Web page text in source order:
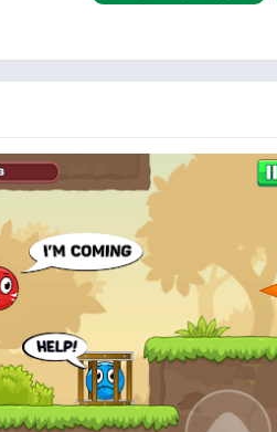
هذه لعبة ألغاز ، لذا عليك أن
في مواضع مختلفة من خلال التحكم في
أقفلته الوحوش. بعد هزيمة الوحوش
في الفريق ، سينتقل اثنان منكما